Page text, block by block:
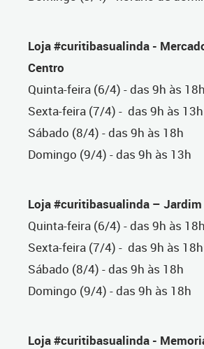
Loja #curitibasualinda -
Centro
Quinta-feira (6/4) - das 9h às 18h
Sexta-feira (7/4) - das 9h às 13h
Sábado (8/4) - das 9h às 18h
Domingo (9/4) - das 9h às 13h
Loja #curitibasualinda –
Quinta-feira (6/4) - das 9h às 18h
Sexta-feira (7/4) - das 9h às 18h
Sábado (8/4) - das 9h às 18h
Domingo (9/4) - das 9h às 18h
Loja #curitibasualinda -